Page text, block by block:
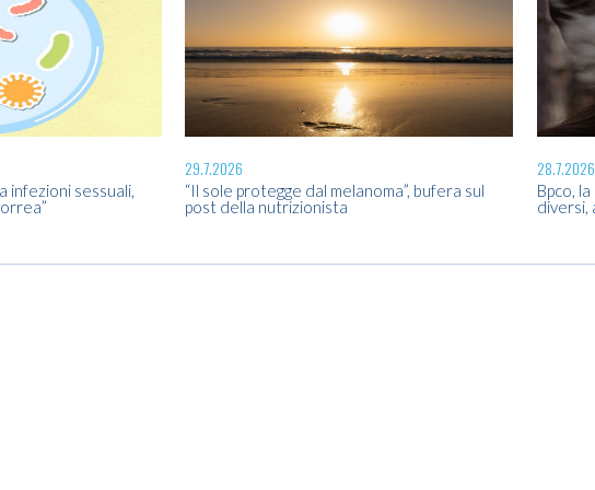
infezioni sessuali,
29.7.2026
“Il sole protegge dal melanoma”, bufera sul
post della nutrizionista
28.7.2026
Bpco,
diversi,